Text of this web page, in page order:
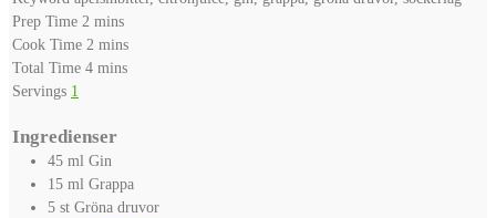
Prep Time 2 minutes
mins
Cook Time 2 minutes
mins
Total Time 4minutes
mins
Servings 1
Ingredienser
45 ml Gin
15 ml Grappa
5 st Gröna druvor